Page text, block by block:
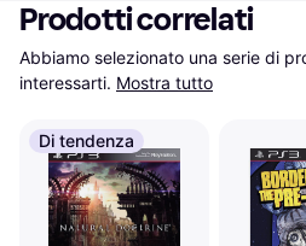
Prodotti correlati
Abbiamo selezionato una serie di
interessarti. Mostra tutto
Di tendenza